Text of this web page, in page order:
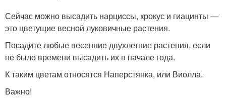
Сейчас можно высадить нарциссы, крокус и гиацинты —
это цветущие весной луковичные растения.
Посадите любые весенние двухлетние растения, если
не было времени высадить их в начале года.
К таким цветам относятся Наперстянка, или Виолла.
Важно!